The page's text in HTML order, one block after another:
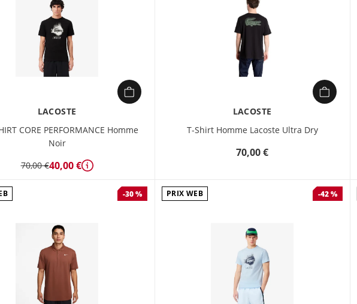
LACOSTE
CORE PERFORMANCE Homme
Noir
70,00 €40,00 € Détails
LACOSTE
T-Shirt Homme Lacoste Ultra Dry
70,00 €
-30 % PRIX WEB -42 %